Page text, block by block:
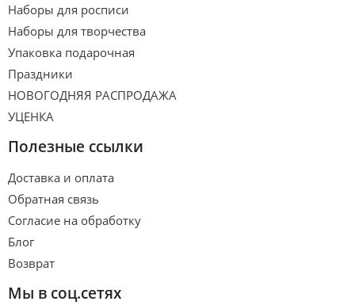
Наборы для росписи
Наборы для творчества
Упаковка подарочная
Праздники
НОВОГОДНЯЯ РАСПРОДАЖА
УЦЕНКА
Полезные ссылки
Доставка и оплата
Обратная связь
Согласие на обработку
Блог
Возврат
Мы в соц.сетях